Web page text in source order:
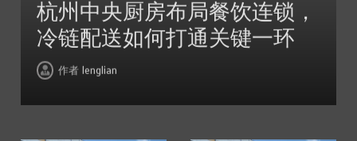
4 深圳冷链物流如何护航餐饮连锁？冻品食材流通全解析
饮连锁，
键一环
lenglian